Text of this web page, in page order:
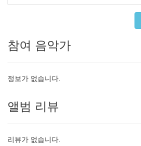
참여 음악가
정보가 없습니다.
앨범 리뷰
리뷰가 없습니다.